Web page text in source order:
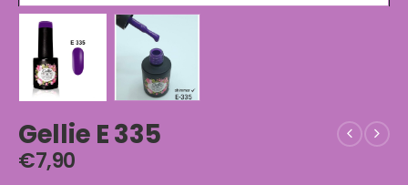
Gellie E 335
€7,90